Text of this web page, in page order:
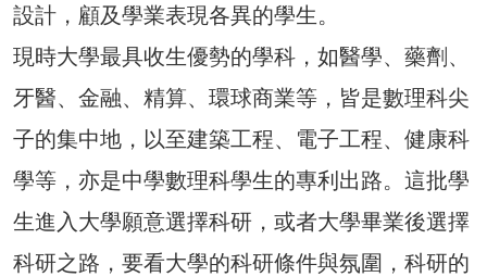
設計，顧及學業表現各異的學生。
現時大學最具收生優勢的學科，如醫學、藥劑、
牙醫、金融、精算、環球商業等，皆是數理科尖
子的集中地，以至建築工程、電子工程、健康科
學等，亦是中學數理科學生的專利出路。這批學
生進入大學願意選擇科研，或者大學畢業後選擇
科研之路，要看大學的科研條件與氛圍，科研的